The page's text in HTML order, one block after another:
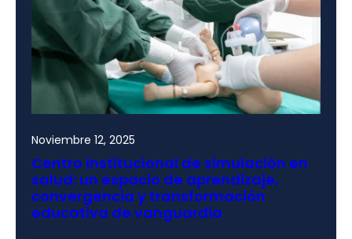
Noviembre 12, 2025
Centro institucional de simulación en
salud: un espacio de aprendizaje,
convergencia y transformación
educativa de vanguardia